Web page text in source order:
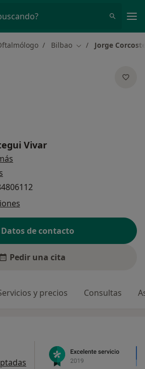
Bilbao Cambiar de ciudad
Jorge
Vivar
Datos de contacto
Pedir una cita
y precios Consultas